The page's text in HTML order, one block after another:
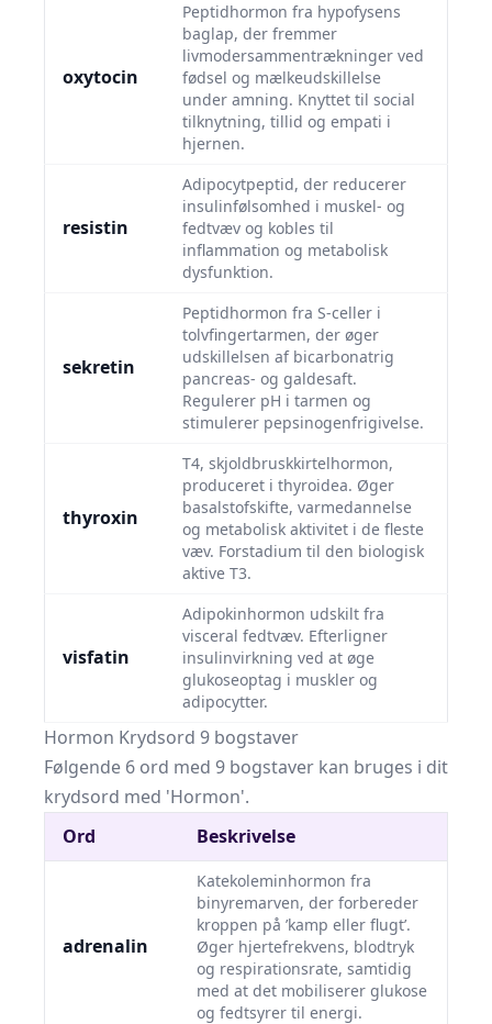
oxytocin
Peptidhormon fra hypofysens
baglap, der fremmer
livmodersammentrækninger ved
fødsel og mælkeudskillelse
under amning. Knyttet til social
tilknytning, tillid og empati i
hjernen.
resistin
Adipocytpeptid, der reducerer
insulinfølsomhed i muskel- og
fedtvæv og kobles til
inflammation og metabolisk
dysfunktion.
sekretin
Peptidhormon fra S-celler i
tolvfingertarmen, der øger
udskillelsen af bicarbonatrig
pancreas- og galdesaft.
Regulerer pH i tarmen og
stimulerer pepsinogenfrigivelse.
thyroxin
T4, skjoldbruskkirtelhormon,
produceret i thyroidea. Øger
basalstofskifte, varmedannelse
og metabolisk aktivitet i de fleste
væv. Forstadium til den biologisk
aktive T3.
visfatin
Adipokinhormon udskilt fra
visceral fedtvæv. Efterligner
insulinvirkning ved at øge
glukoseoptag i muskler og
adipocytter.
Hormon Krydsord 9 bogstaver
Følgende 6 ord med 9 bogstaver kan bruges i dit
krydsord med 'Hormon'.
Ord
Beskrivelse
adrenalin
Katekoleminhormon fra
binyremarven, der forbereder
kroppen på ’kamp eller flugt’.
Øger hjertefrekvens, blodtryk
og respirationsrate, samtidig
med at det mobiliserer glukose
og fedtsyrer til energi.